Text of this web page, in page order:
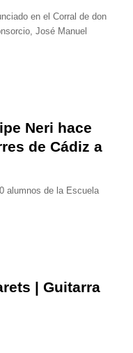
en el Corral de don
José Manuel
Neri hace
de Cádiz a
alumnos de la Escuela
| Guitarra